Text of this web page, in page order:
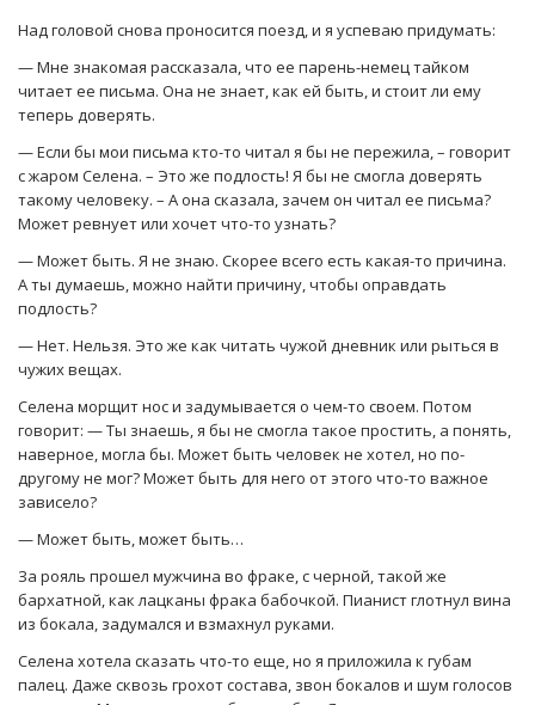
Над головой снова проносится поезд, и я успеваю придумать:
— Мне знакомая рассказала, что ее парень-немец тайком
читает ее письма. Она не знает, как ей быть, и стоит ли ему
теперь доверять.
— Если бы мои письма кто-то читал я бы не пережила, – говорит
с жаром Селена. – Это же подлость! Я бы не смогла доверять
такому человеку. – А она сказала, зачем он читал ее письма?
Может ревнует или хочет что-то узнать?
— Может быть. Я не знаю. Скорее всего есть какая-то причина.
А ты думаешь, можно найти причину, чтобы оправдать
подлость?
— Нет. Нельзя. Это же как читать чужой дневник или рыться в
чужих вещах.
Селена морщит нос и задумывается о чем-то своем. Потом
говорит: — Ты знаешь, я бы не смогла такое простить, а понять,
наверное, могла бы. Может быть человек не хотел, но по-
другому не мог? Может быть для него от этого что-то важное
зависело?
— Может быть, может быть…
За рояль прошел мужчина во фраке, с черной, такой же
бархатной, как лацканы фрака бабочкой. Пианист глотнул вина
из бокала, задумался и взмахнул руками.
Селена хотела сказать что-то еще, но я приложила к губам
палец. Даже сквозь грохот состава, звон бокалов и шум голосов